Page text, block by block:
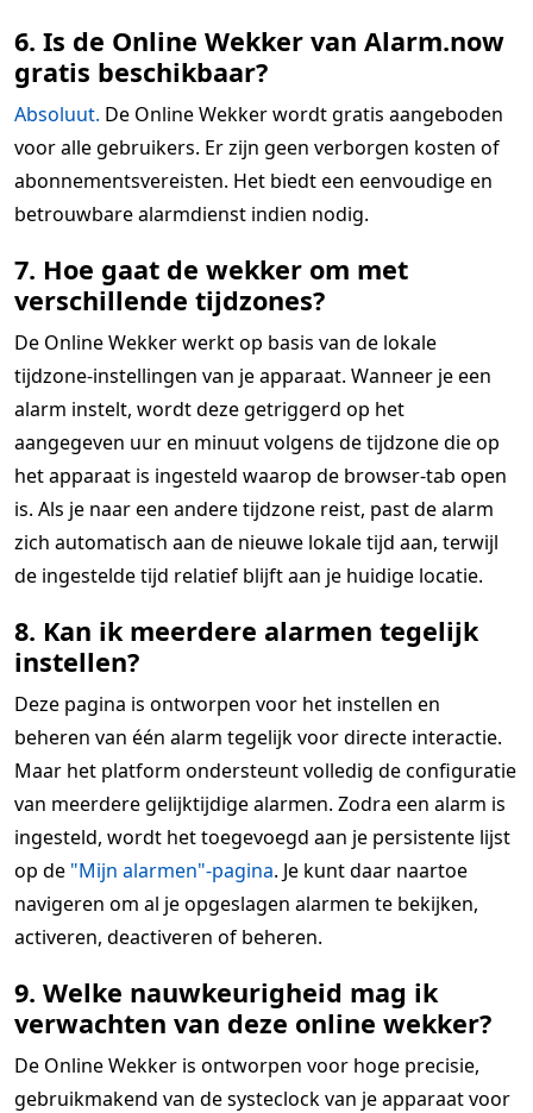
6. Is de Online Wekker van Alarm.now
gratis beschikbaar?
Absoluut. De Online Wekker wordt gratis aangeboden
voor alle gebruikers. Er zijn geen verborgen kosten of
abonnementsvereisten. Het biedt een eenvoudige en
betrouwbare alarmdienst indien nodig.
7. Hoe gaat de wekker om met
verschillende tijdzones?
De Online Wekker werkt op basis van de lokale
tijdzone-instellingen van je apparaat. Wanneer je een
alarm instelt, wordt deze getriggerd op het
aangegeven uur en minuut volgens de tijdzone die op
het apparaat is ingesteld waarop de browser-tab open
is. Als je naar een andere tijdzone reist, past de alarm
zich automatisch aan de nieuwe lokale tijd aan, terwijl
de ingestelde tijd relatief blijft aan je huidige locatie.
8. Kan ik meerdere alarmen tegelijk
instellen?
Deze pagina is ontworpen voor het instellen en
beheren van één alarm tegelijk voor directe interactie.
Maar het platform ondersteunt volledig de configuratie
van meerdere gelijktijdige alarmen. Zodra een alarm is
ingesteld, wordt het toegevoegd aan je persistente lijst
op de "Mijn alarmen"-pagina. Je kunt daar naartoe
navigeren om al je opgeslagen alarmen te bekijken,
activeren, deactiveren of beheren.
9. Welke nauwkeurigheid mag ik
verwachten van deze online wekker?
De Online Wekker is ontworpen voor hoge precisie,
gebruikmakend van de systeclock van je apparaat voor